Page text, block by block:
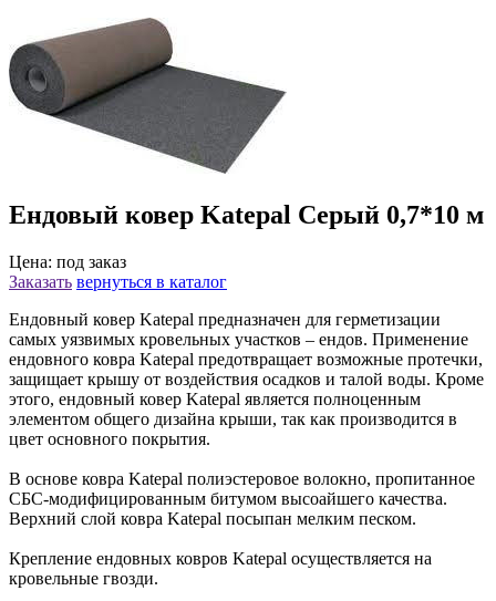
Ендовый ковер Katepal Серый 0,7*10 м
Цена: под заказ
Заказать вернуться в каталог
Ендовный ковер Katepal предназначен для герметизации
самых уязвимых кровельных участков – ендов. Применение
ендовного ковра Katepal предотвращает возможные протечки,
защищает крышу от воздействия осадков и талой воды. Кроме
этого, ендовный ковер Katepal является полноценным
элементом общего дизайна крыши, так как производится в
цвет основного покрытия.
В основе ковра Katepal полиэстеровое волокно, пропитанное
СБС-модифицированным битумом высоайшего качества.
Верхний слой ковра Katepal посыпан мелким песком.
Крепление ендовных ковров Katepal осуществляется на
кровельные гвозди.